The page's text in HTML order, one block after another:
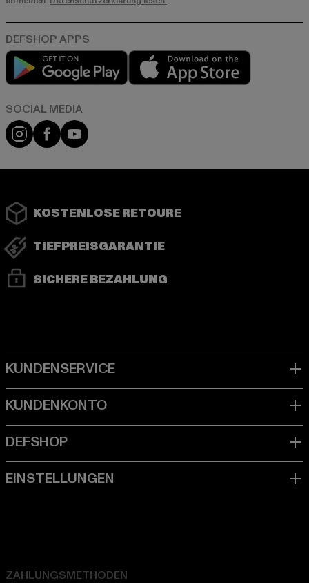
Play market
Instagram
FacebookYouTube
KOSTENLOSE RETOURE
TIEFPREISGARANTIE
SICHERE BEZAHLUNG
ZAHLUNGSMETHODEN